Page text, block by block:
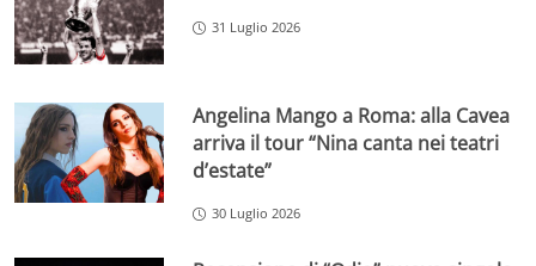
31 Luglio 2026
Angelina Mango a Roma: alla Cavea
arriva il tour “Nina canta nei teatri
d’estate”
30 Luglio 2026